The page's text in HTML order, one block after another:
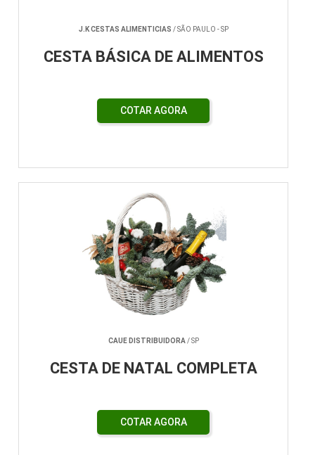
J.K CESTAS ALIMENTICIAS / SÃO PAULO - SP
CESTA BÁSICA DE ALIMENTOS
COTAR AGORA
CAUE DISTRIBUIDORA/ SP
CESTA DE NATAL COMPLETA
COTAR AGORA